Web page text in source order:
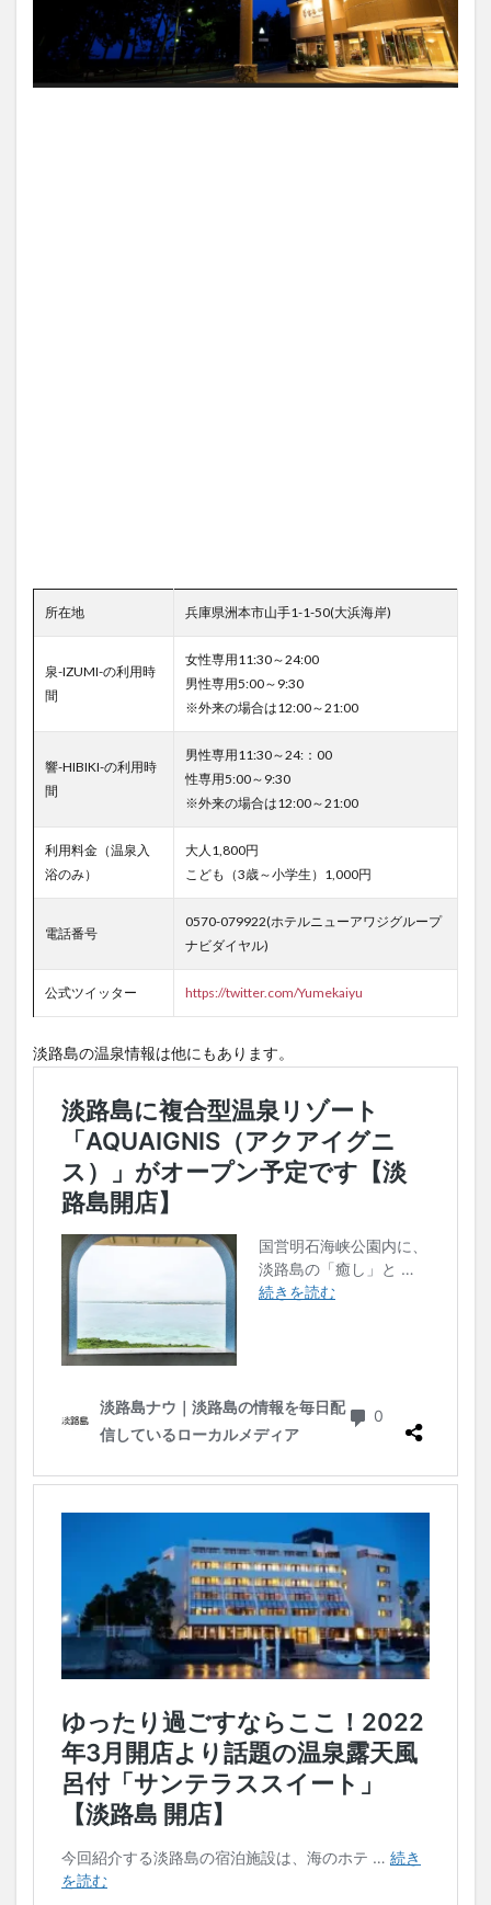
所在地 兵庫県洲本市山手1-1-50(大浜海岸)
泉-IZUMI-の利用時
間
女性専用11:30～24:00
男性専用5:00～9:30
※外来の場合は12:00～21:00
響-HIBIKI-の利用時
間
男性専用11:30～24:：00
性専用5:00～9:30
※外来の場合は12:00～21:00
利用料金（温泉入
浴のみ）
大人1,800円
こども（3歳～小学生）1,000円
電話番号
0570-079922(ホテルニューアワジグループ
ナビダイヤル)
公式ツイッター https://twitter.com/Yumekaiyu
淡路島の温泉情報は他にもあります。